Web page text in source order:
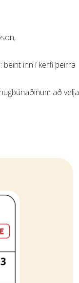
beint inn í kerfi þeirra
að velja